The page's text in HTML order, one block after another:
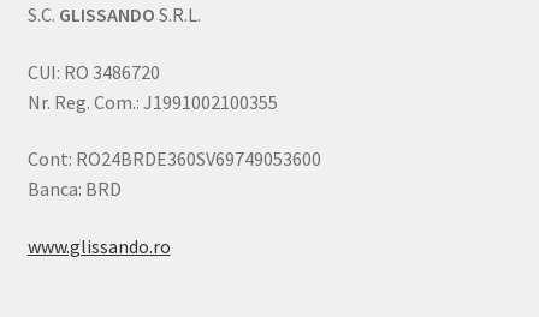
S.C. GLISSANDO S.R.L.
CUI: RO 3486720
Nr. Reg. Com.: J1991002100355
Cont: RO24BRDE360SV69749053600
Banca: BRD
www.glissando.ro